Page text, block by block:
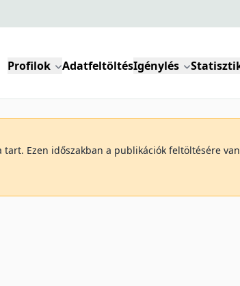
Profilok AdatfeltöltésIgénylés
tart. Ezen időszakban a publikációk feltöltésére